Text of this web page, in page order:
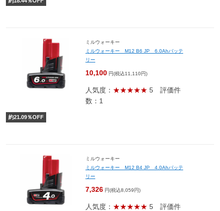
ミルウォーキー
ミルウォーキー M12 B6 JP 6.0Ahバッテ
リー
10,100 円(税込11,110円)
人気度： ★★★★★ 5 評価件
数：1
約21.09％OFF
ミルウォーキー
ミルウォーキー M12 B4 JP 4.0Ahバッテ
リー
7,326 円(税込8,059円)
人気度： ★★★★★ 5 評価件